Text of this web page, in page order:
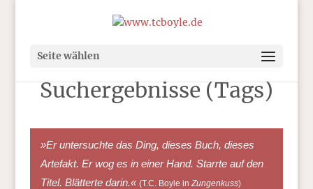
Seite wählen
Suchergebnisse (Tags)
»Er untersuchte das Ding, dieses Buch, dieses
Artefakt. Er wog es in einer Hand. Starrte auf den
Titel. Blätterte darin.« (T.C. Boyle in Zungenkuss)